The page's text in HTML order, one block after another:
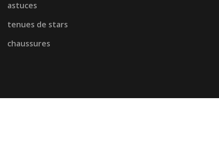
astuces
tenues de stars
chaussures